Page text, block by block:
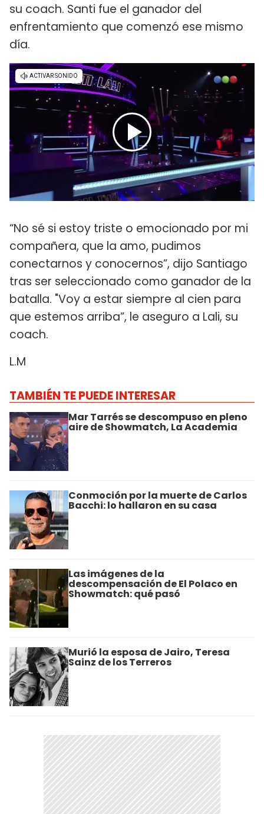
su coach. Santi fue el ganador del
enfrentamiento que comenzó ese mismo
día.
“No sé si estoy triste o emocionado por mi
compañera, que la amo, pudimos
conectarnos y conocernos”, dijo Santiago
tras ser seleccionado como ganador de la
batalla. "Voy a estar siempre al cien para
que estemos arriba”, le aseguro a Lali, su
coach.
L.M
TAMBIÉN TE PUEDE INTERESAR
Mar Tarrés se descompuso en pleno
aire de Showmatch, La Academia
Conmoción por la muerte de Carlos
Bacchi: lo hallaron en su casa
Las imágenes de la
descompensación de El Polaco en
Showmatch: qué pasó
Murió la esposa de Jairo, Teresa
Sainz de los Terreros